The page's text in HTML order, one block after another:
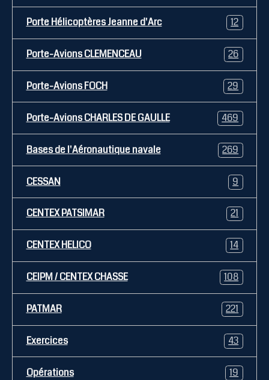
Porte Hélicoptères Jeanne d'Arc 12
Porte-Avions CLEMENCEAU 26
Porte-Avions FOCH 29
Porte-Avions CHARLES DE GAULLE 469
Bases de l'Aéronautique navale 269
CESSAN 9
CENTEX PATSIMAR 21
CENTEX HELICO 14
CEIPM / CENTEX CHASSE 108
PATMAR 221
Exercices 43
Opérations 19